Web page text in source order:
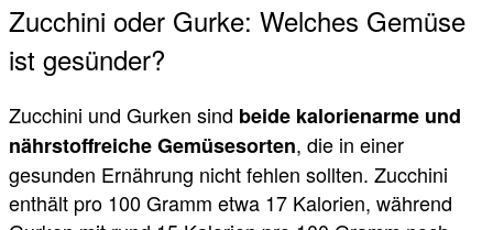
Zucchini oder Gurke: Welches Gemüse
ist gesünder?
Zucchini und Gurken sind beide kalorienarme und
nährstoffreiche Gemüsesorten, die in einer
gesunden Ernährung nicht fehlen sollten. Zucchini
enthält pro 100 Gramm etwa 17 Kalorien, während